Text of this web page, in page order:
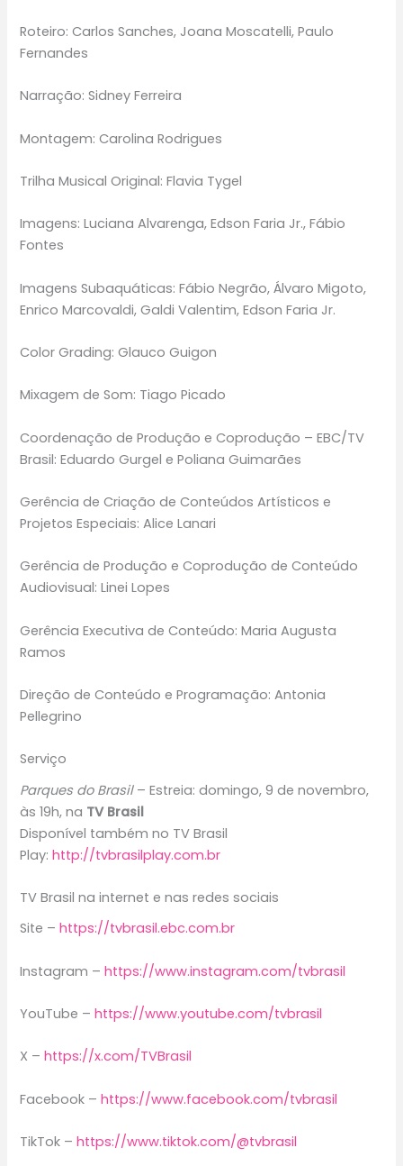
Roteiro: Carlos Sanches, Joana Moscatelli, Paulo
Fernandes
Narração: Sidney Ferreira
Montagem: Carolina Rodrigues
Trilha Musical Original: Flavia Tygel
Imagens: Luciana Alvarenga, Edson Faria Jr., Fábio
Fontes
Imagens Subaquáticas: Fábio Negrão, Álvaro Migoto,
Enrico Marcovaldi, Galdi Valentim, Edson Faria Jr.
Color Grading: Glauco Guigon
Mixagem de Som: Tiago Picado
Coordenação de Produção e Coprodução – EBC/TV
Brasil: Eduardo Gurgel e Poliana Guimarães
Gerência de Criação de Conteúdos Artísticos e
Projetos Especiais: Alice Lanari
Gerência de Produção e Coprodução de Conteúdo
Audiovisual: Linei Lopes
Gerência Executiva de Conteúdo: Maria Augusta
Ramos
Direção de Conteúdo e Programação: Antonia
Pellegrino
Serviço
Parques do Brasil– Estreia: domingo, 9 de novembro,
às 19h, na TV Brasil
Disponível também no TV Brasil
Play:http://tvbrasilplay.com.br
TV Brasil na internet e nas redes sociais
Site –https://tvbrasil.ebc.com.br
Instagram –https://www.instagram.com/tvbrasil
YouTube –https://www.youtube.com/tvbrasil
X –https://x.com/TVBrasil
Facebook –https://www.facebook.com/tvbrasil
TikTok –https://www.tiktok.com/@tvbrasil